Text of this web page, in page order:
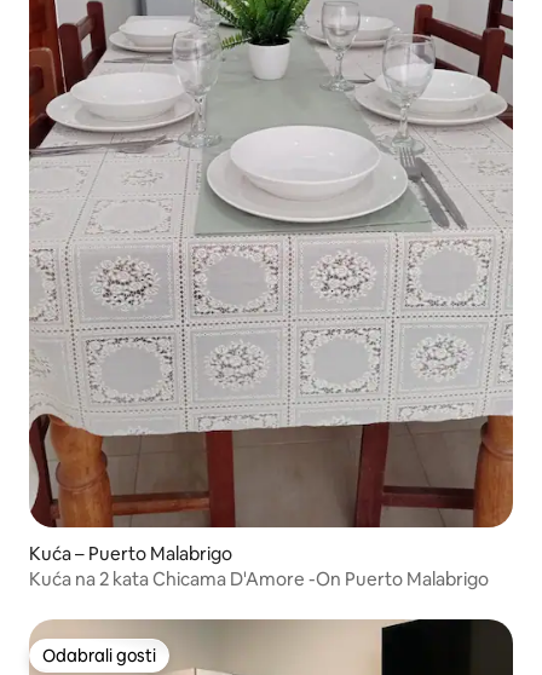
Kuća – Puerto Malabrigo
Kuća na 2 kata Chicama D'Amore -On Puerto Malabrigo
Odabrali gosti
Odabrali gosti